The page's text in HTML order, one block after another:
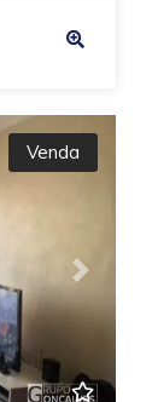
Next
Venda